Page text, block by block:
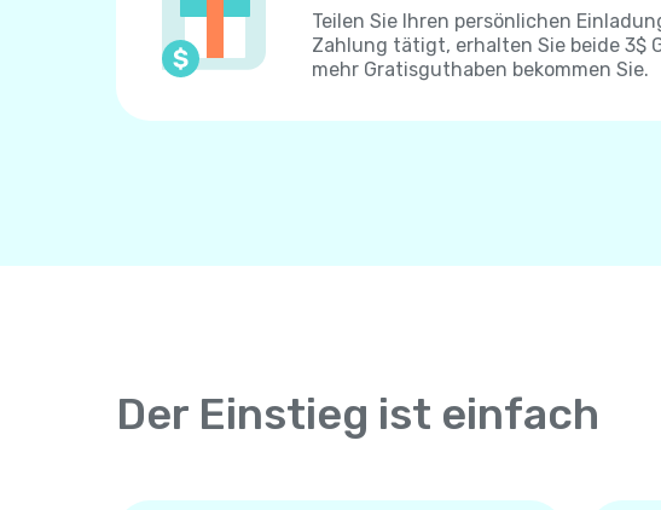
Teilen Sie Ihren persönlichen
Zahlung tätigt, erhalten Sie beide 3$
mehr Gratisguthaben bekommen Sie.
Der Einstieg ist einfach